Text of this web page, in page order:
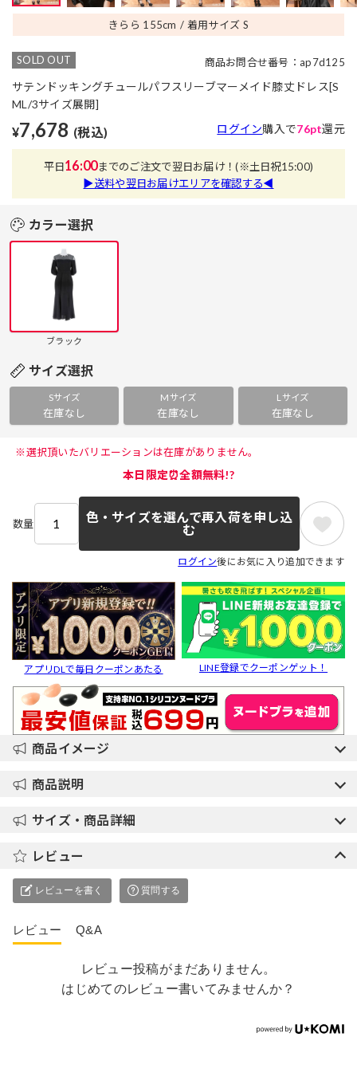
きらら 155cm 着用サイズ S
SOLD OUT 商品お問合せ番号：ap7d125
サテンドッキングチュールパフスリーブマーメイド膝丈ドレス[S
ML/3サイズ展開]
¥7,678 (税込) ログイン購入で76pt還元
平日16:00までのご注文で翌日お届け！(※土日祝15:00)
▶送料や翌日お届けエリアを確認する◀
カラー選択
ブラック
サイズ選択
Sサイズ
在庫なし
Mサイズ
在庫なし
Lサイズ
在庫なし
※選択頂いたバリエーションは在庫がありません。
本日限定⏰全額無料!?
数量
色・サイズを選んで再入荷を申し込
む
ログイン後にお気に入り追加できます
アプリDLで毎日クーポンあたる LINE登録でクーポンゲット！
商品イメージ
商品説明
サイズ・商品詳細
レビュー
レビューを書く 質問する
レビュー Q&A
レビュー投稿がまだありません。
はじめてのレビュー書いてみませんか？